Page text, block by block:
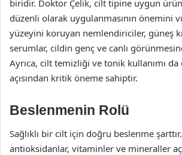
biridir. Doktor Çelik, cilt tipine uygun
düzenli olarak uygulanmasının önemini
yüzeyini koruyan nemlendiriciler, güneş
serumlar, cildin genç ve canlı
Ayrıca, cilt temizliği ve tonik kullanımı da
açısından kritik öneme sahiptir.
Beslenmenin Rolü
Sağlıklı bir cilt için doğru beslenme
antioksidanlar, vitaminler ve mineraller